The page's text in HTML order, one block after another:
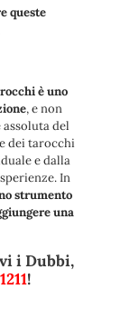
queste
è uno
, e non
del
dei tarocchi
e dalla
In
strumento
una
i Dubbi,
!